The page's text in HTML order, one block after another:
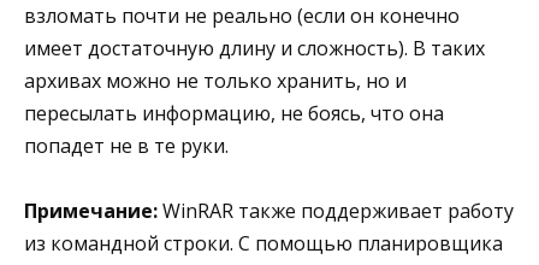
взломать почти не реально (если он конечно
имеет достаточную длину и сложность). В таких
архивах можно не только хранить, но и
пересылать информацию, не боясь, что она
попадет не в те руки.
Примечание:WinRAR также поддерживает работу
из командной строки. С помощью планировщика